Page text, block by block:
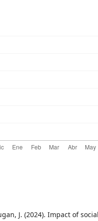
J. (2024). Impact of